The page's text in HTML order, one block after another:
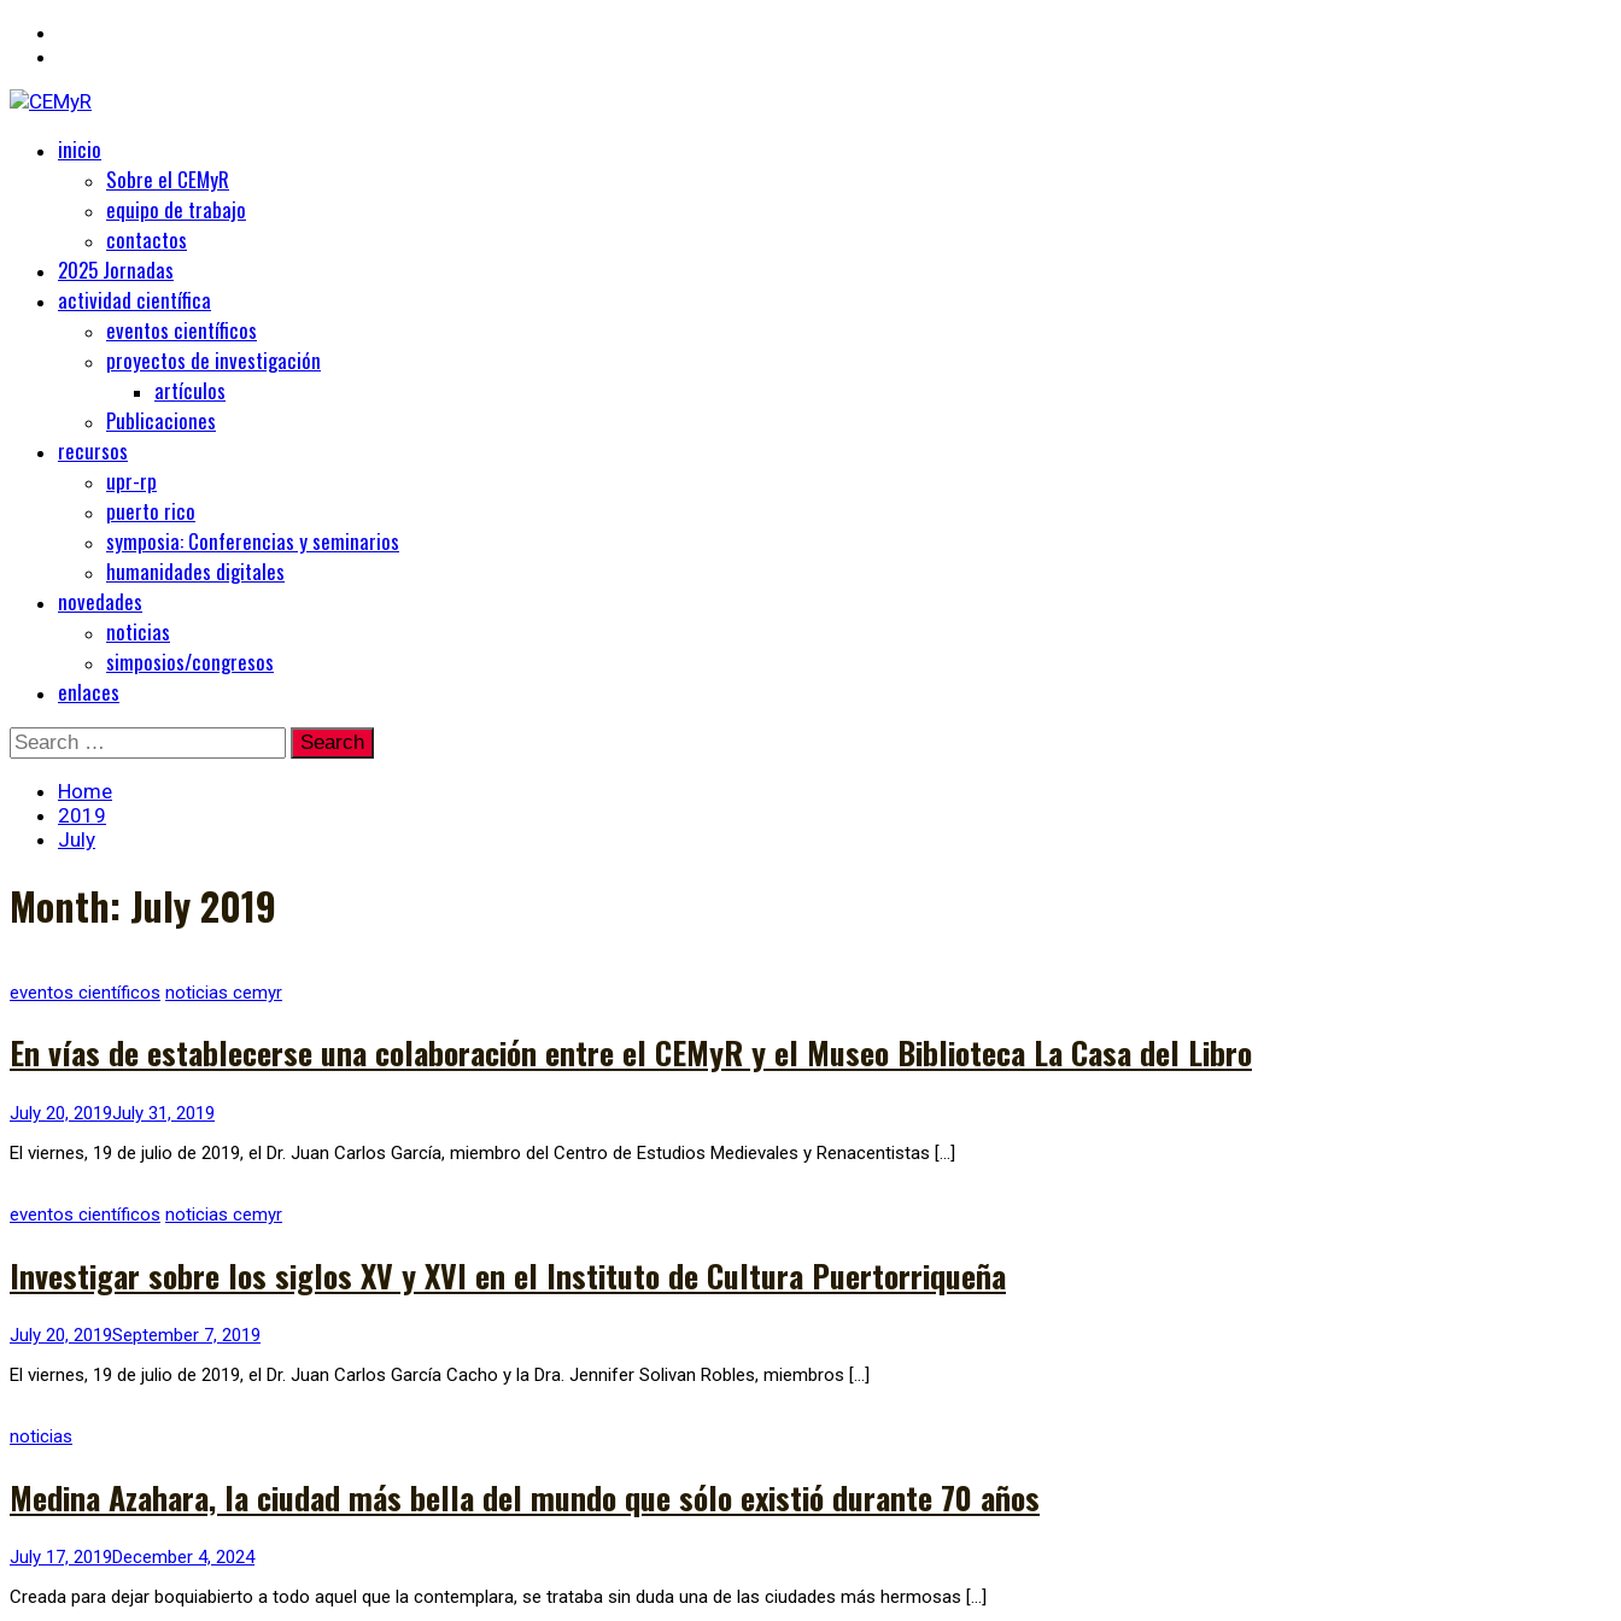
CEMyR
Centro de Estudios Medievales y Renacentistas
Primaryinicio
Sobre el CEMyR
equipo de trabajo
contactos
2025 Jornadas
actividad científica
eventos científicos
proyectos de investigación
artículos
Publicaciones
recursos
upr-rp
puerto rico
symposia: Conferencias y seminarios
humanidades digitales
novedades
noticias
simposios/congresos
enlaces
Skip
to
content
Search
for:
Home
2019
July
Month: July 2019
eventos científicos noticias cemyr
En vías de establecerse una colaboración entre el CEMyR y el Museo Biblioteca La Casa del Libro
July 20, 2019July 31, 2019
El viernes, 19 de julio de 2019, el Dr. Juan Carlos García, miembro del Centro de Estudios Medievales y Renacentistas […]
eventos científicos noticias cemyr
Investigar sobre los siglos XV y XVI en el Instituto de Cultura Puertorriqueña
July 20, 2019September 7, 2019
El viernes, 19 de julio de 2019, el Dr. Juan Carlos García Cacho y la Dra. Jennifer Solivan Robles, miembros […]
noticias
Medina Azahara, la ciudad más bella del mundo que sólo existió durante 70 años
July 17, 2019December 4, 2024
Creada para dejar boquiabierto a todo aquel que la contemplara, se trataba sin duda una de las ciudades más hermosas […]